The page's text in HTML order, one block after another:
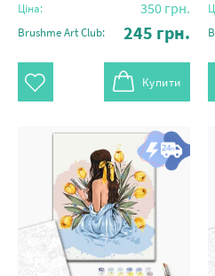
Ціна: 350 грн.
Brushme Art Club: 245 грн.
Купити